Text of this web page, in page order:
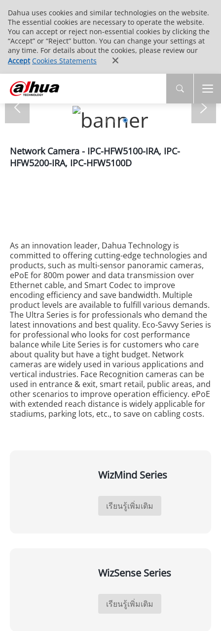
Dahua uses cookies and similar technologies on the website.
The essential cookies are necessary to operate the website.
You can accept or reject non-essential cookies by clicking the
“Accept” or “Reject” button. You can change your settings at
any time. For details about the cookies, please review our
Accept Cookies Statements
Network Camera - IPC-HFW5100-IRA, IPC-
HFW5200-IRA, IPC-HFW5100D
As an innovation leader, Dahua Technology is
committed to offering cutting-edge technologies and
products, such as multi-sensor panoramic cameras,
ePoE for 800m power and data transmission over
Ethernet cable, and Smart Codec to improve
encoding efficiency and save bandwidth. Multiple
product levels are available to fulfill various demands.
The Ultra Series is for professionals who demand the
latest innovations and best quality. Eco-Savvy Series is
for professional who looks for cost performance
balance while Lite Series is for customers who care
about quality but have a tight budget. Network
cameras are widely used in various applications and
vertical industries. Face Recognition cameras can be
used in entrance & exit, smart retail, public areas, and
other scenarios to improve operation efficiency. ePoE
with extended reach distance is widely applicable for
stadiums, parking lots, etc., to save on cabling costs.
WizMind Series
เรียนรู้เพิ่มเติม
WizSense Series
เรียนรู้เพิ่มเติม